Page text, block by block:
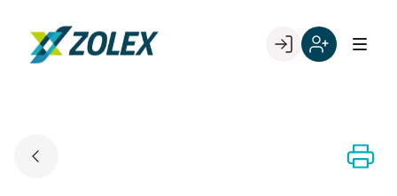
content
Go to landing page.